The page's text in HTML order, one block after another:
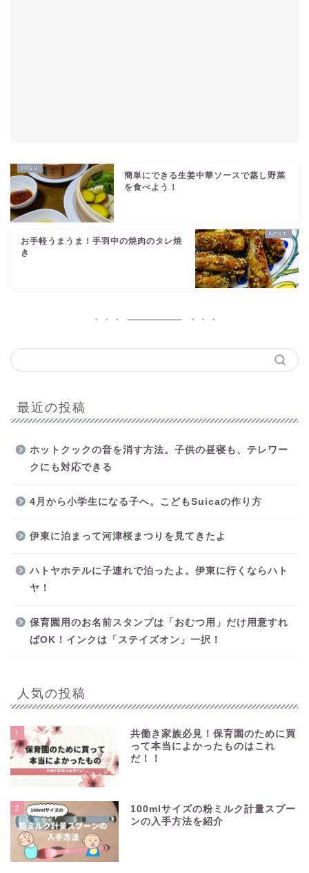
簡単にできる生姜中華ソースで蒸し野菜
を食べよう！
お手軽うまうま！手羽中の焼肉のタレ焼
き
最近の投稿
ホットクックの音を消す方法。子供の昼寝も、テレワー
クにも対応できる
4月から小学生になる子へ。こどもSuicaの作り方
伊東に泊まって河津桜まつりを見てきたよ
ハトヤホテルに子連れで泊ったよ。伊東に行くならハト
ヤ！
保育園用のお名前スタンプは「おむつ用」だけ用意すれ
ばOK！インクは「ステイズオン」一択！
人気の投稿
1
共働き家族必見！保育園のために買
って本当によかったものはこれ
だ！！
2
100mlサイズの粉ミルク計量スプー
ンの入手方法を紹介